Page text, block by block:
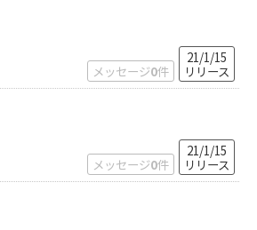
メッセージ0件
21/1/15
リリース
メッセージ0件
21/1/15
リリース